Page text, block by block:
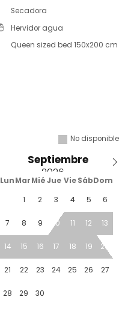
Secadora
Hervidor agua
Queen sized bed 150x200 cm
No disponible
Septiembre
LunMarMiéJue Vie SábDom
1 2 3 4 5 6
7 8 9 10 11 12 13
14 15 16 17 18 19 20
21 22 23 24 25 26 27
28 29 30